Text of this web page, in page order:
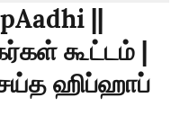
||
கூட்டம் |
ஹிப்ஹாப்